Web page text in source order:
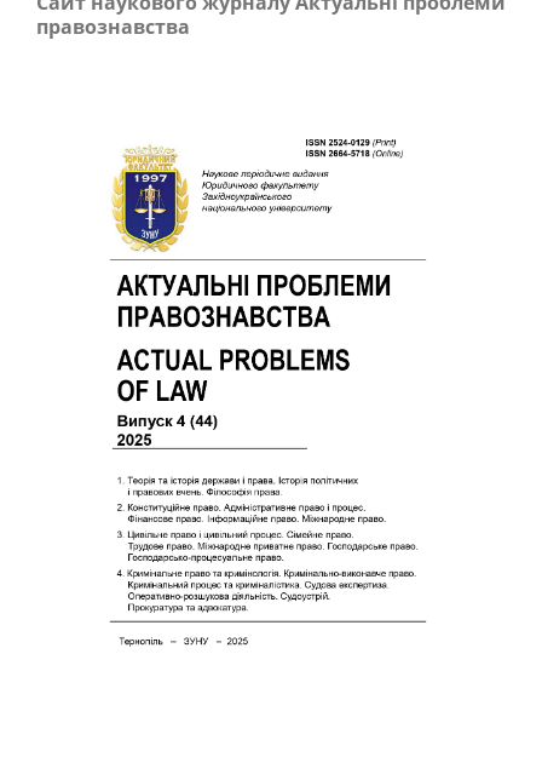
правознавства